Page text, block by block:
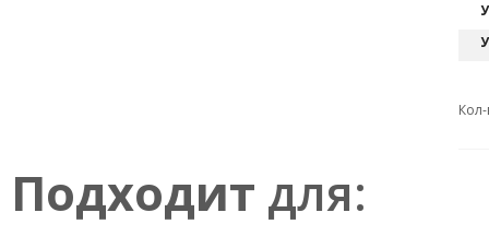
Подходит для: